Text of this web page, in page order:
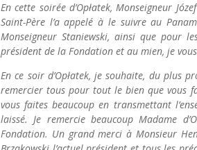
En cette soirée d’Opłatek, Monseigneur
Saint-Père l’a appelé à le suivre au
Monseigneur Staniewski, ainsi que pour
président de la Fondation et au mien, je
En ce soir d’Opłatek, je souhaite, du plus
remercier tous pour tout le bien que vous
vous faites beaucoup en transmettant
laissé. Je remercie beaucoup Madame
Fondation. Un grand merci à Monsieur